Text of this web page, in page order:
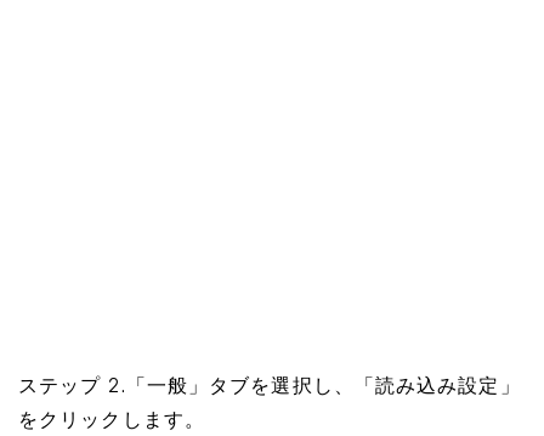
ステップ 2.「一般」タブを選択し、「読み込み設定」
をクリックします。